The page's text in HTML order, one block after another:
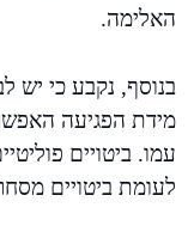
האלימה.
בנוסף, נקבע כי יש
מידת הפגיעה
עמו. ביטויים
לעומת ביטויים